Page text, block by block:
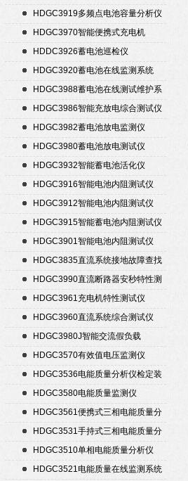
HDGC3919多频点电池容量分析仪
HDGC3970智能便携式充电机
HDDC3926蓄电池巡检仪
HDGC3920蓄电池在线监测系统
HDGC3988蓄电池在线测试维护系
统
HDGC3986智能充放电综合测试仪
HDGC3982蓄电池放电监测仪
HDGC3980蓄电池放电测试仪
HDGC3932智能蓄电池活化仪
HDGC3916智能电池内阻测试仪
HDGC3912智能电池内阻测试仪
HDGC3915智能蓄电池内阻测试仪
HDGC3901智能电池内阻测试仪
HDGC3835直流系统接地故障查找
仪
HDGC3990直流断路器安秒特性测
试仪
HDGC3961充电机特性测试仪
HDGC3960直流系统综合测试仪
HDGC3980J智能交流假负载
HDGC3570有效值电压监测仪
HDGC3536电能质量分析仪检定装
置
HDGC3580电能质量监测仪
HDGC3561便携式三相电能质量分
析仪
HDGC3531手持式三相电能质量分
析仪
HDGC3510单相电能质量分析仪
HDGC3521电能质量在线监测系统